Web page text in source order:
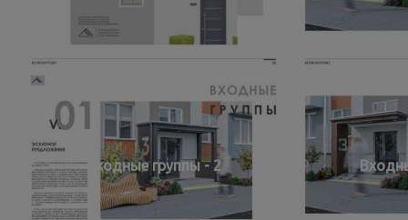
Входные группы - 2